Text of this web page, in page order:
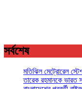
সর্বশেষ
মতিঝিল মেট্রোরেল
তারেক রহমানকে ভারত